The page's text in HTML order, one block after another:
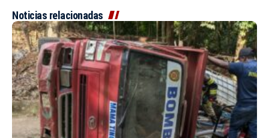
Noticias relacionadas